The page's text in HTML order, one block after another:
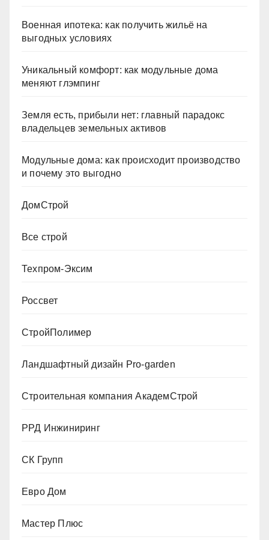
Военная ипотека: как получить жильё на
выгодных условиях
Уникальный комфорт: как модульные дома
меняют глэмпинг
Земля есть, прибыли нет: главный парадокс
владельцев земельных активов
Модульные дома: как происходит производство
и почему это выгодно
ДомСтрой
Все строй
Техпром-Эксим
Россвет
СтройПолимер
Ландшафтный дизайн Pro-garden
Строительная компания АкадемСтрой
РРД Инжиниринг
СК Групп
Евро Дом
Мастер Плюс